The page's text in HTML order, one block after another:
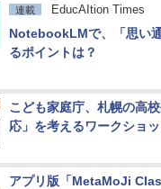
連載 EducAItion Times
NotebookLMで、「思い
るポイントは？
こども家庭庁、札幌の高
応」を考えるワークショ
アプリ版「MetaMoJi